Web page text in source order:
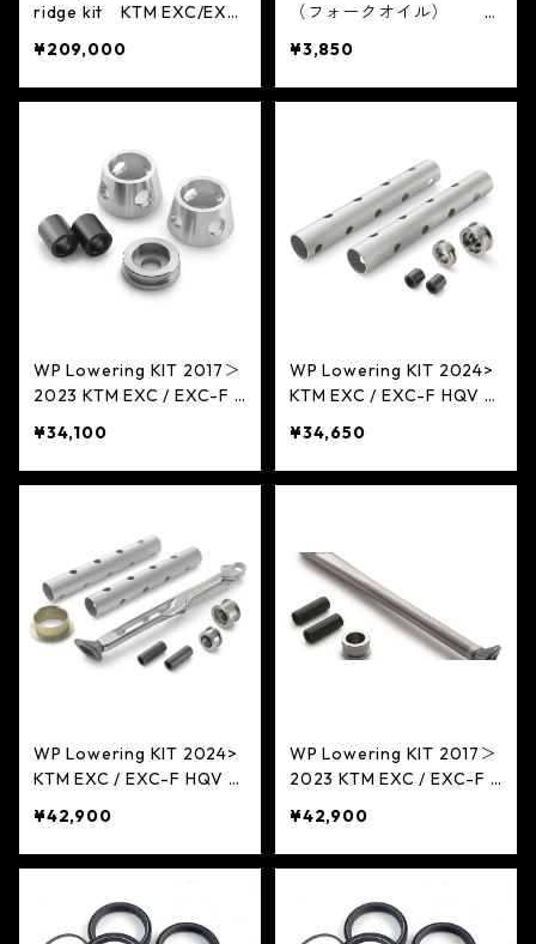
ridge kit KTM EXC/EXC
E
¥209,000
（フォークオイル）
ャンペーン＊
¥3,850
WP Lowering KIT 2017＞
2023 KTM EXC / EXC-F H
ン
¥34,100
WP Lowering KIT 2024>
KTM EXC / EXC-F HQV T
¥34,650
WP Lowering KIT 2024>
KTM EXC / EXC-F HQV T
¥42,900
WP Lowering KIT 2017＞
2023 KTM EXC / EXC-F H
ン
¥42,900